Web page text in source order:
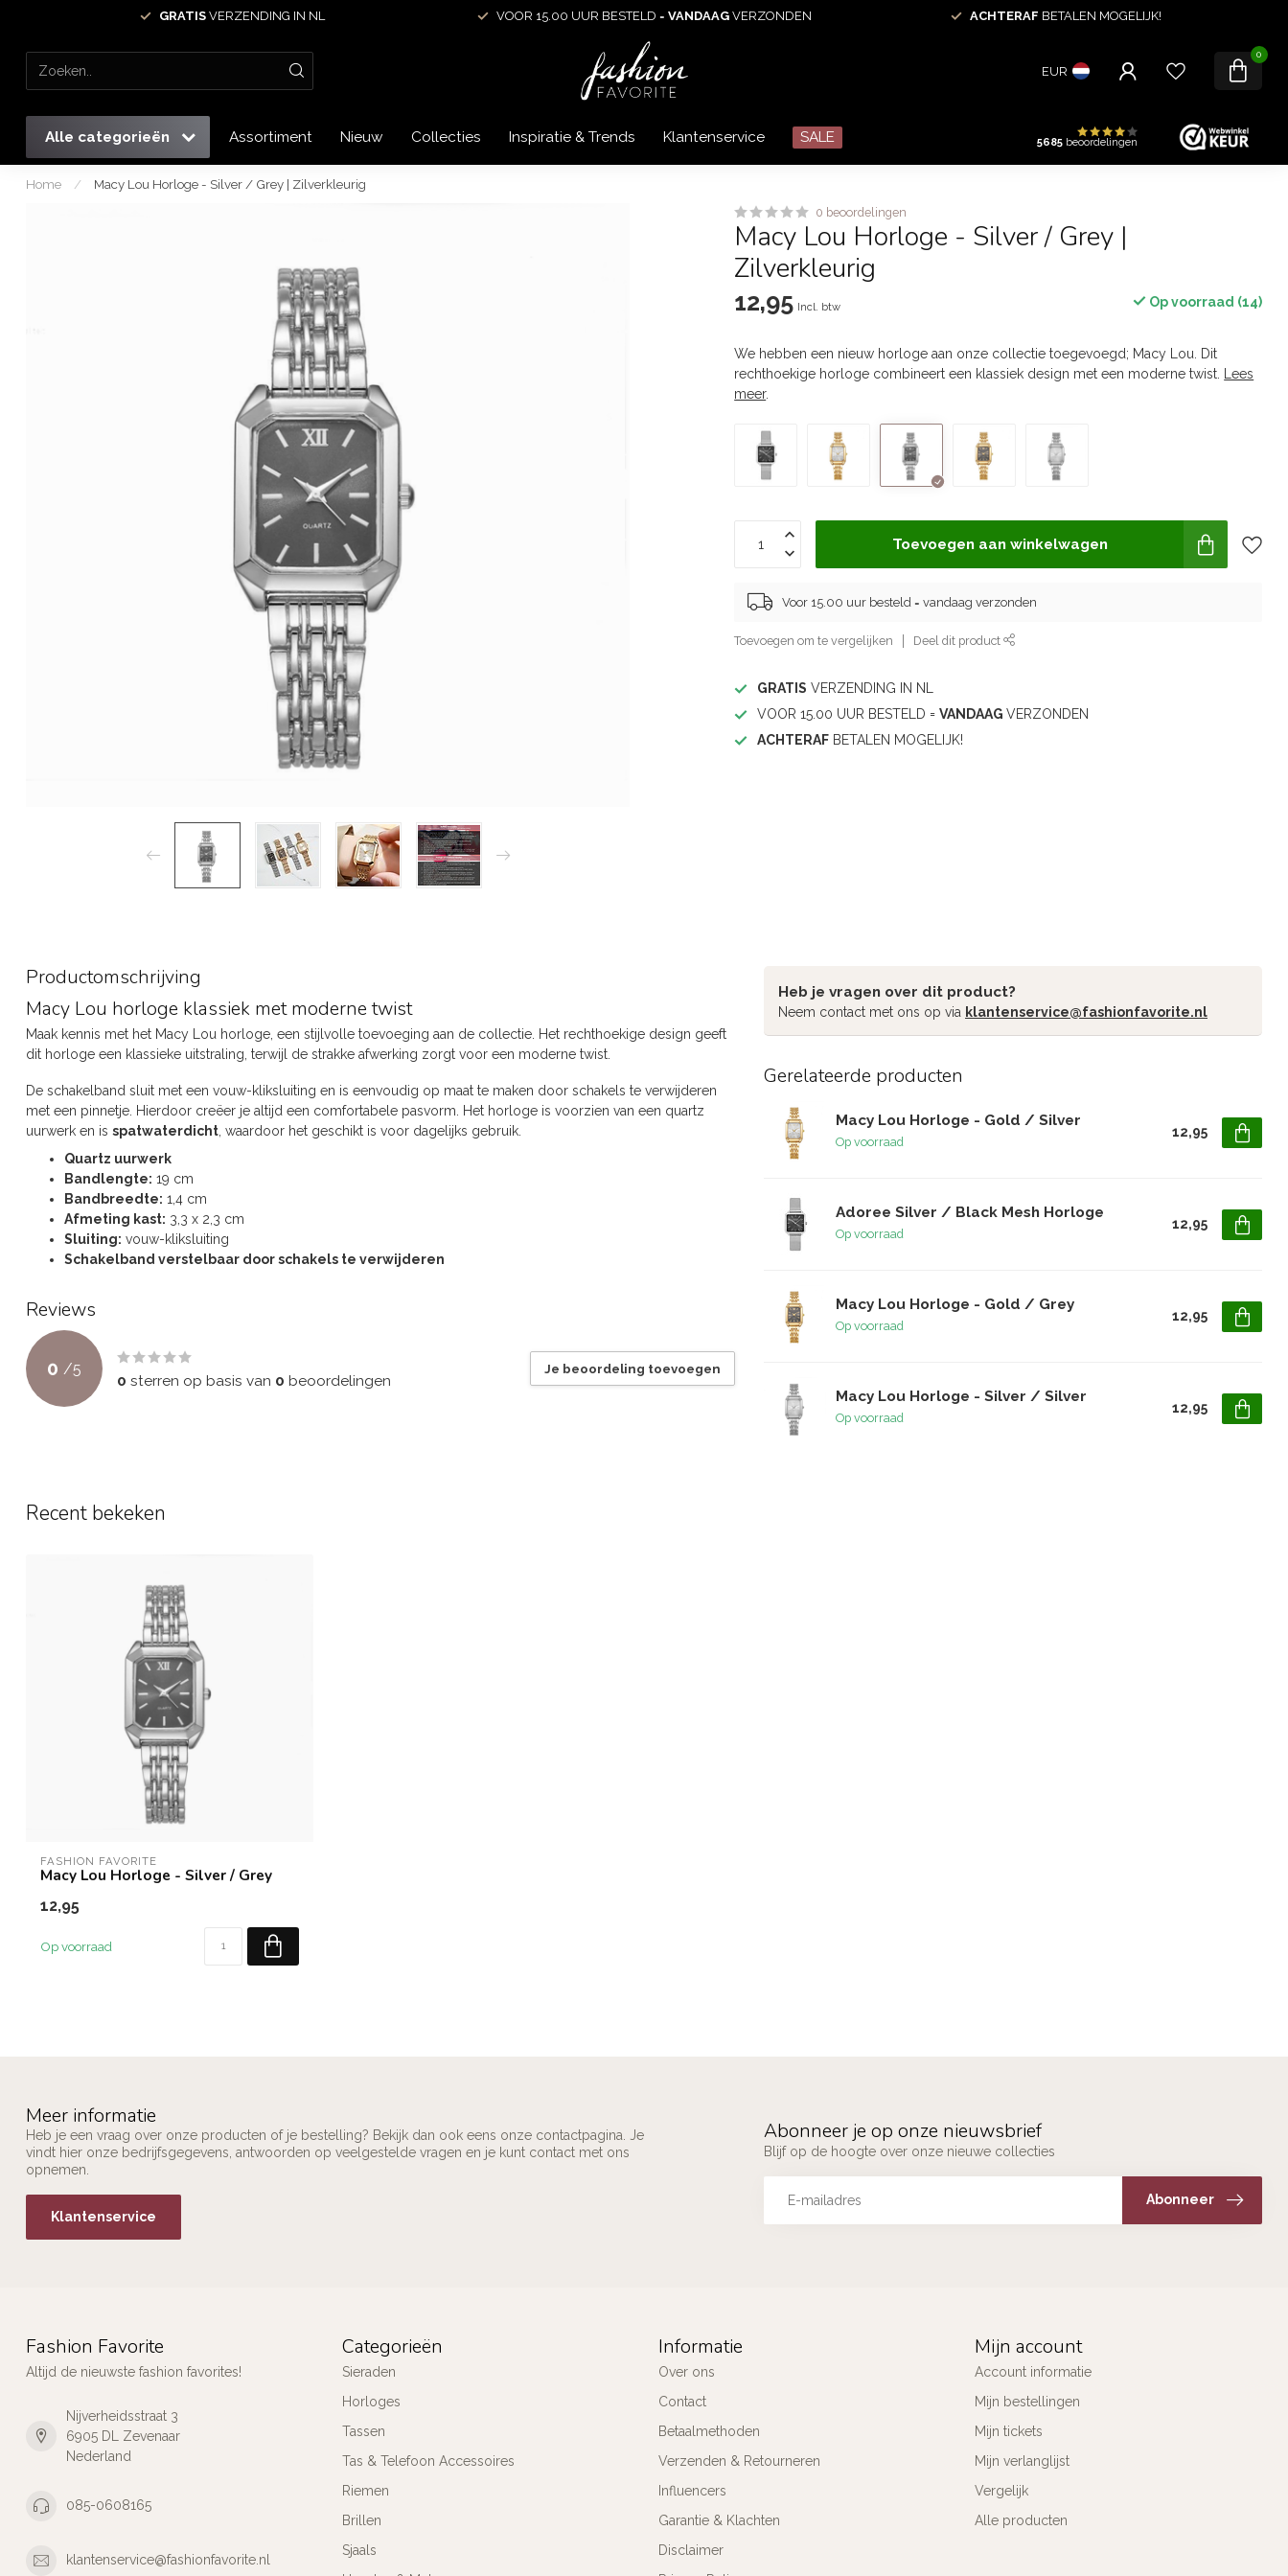
GRATISVERZENDING IN NL VOOR 15.00 UUR BESTELD = VANDAAG VERZONDEN ACHTERAF BETALEN MOGELIJK!
EUR
0
Alle categorieën Assortiment Nieuw Collecties Inspiratie & Trends Klantenservice SALE 5685 beoordelingen
Home / Macy Lou Horloge - Silver / Grey | Zilverkleurig
0 beoordelingen
Macy Lou Horloge - Silver / Grey |
Zilverkleurig
12,95 Incl. btw Op voorraad (14)
We hebben een nieuw horloge aan onze collectie toegevoegd; Macy Lou. Dit
rechthoekige horloge combineert een klassiek design met een moderne twist.
Lees
meer.
Toevoegen aan winkelwagen
Voor 15.00 uur besteld = vandaag verzonden
Toevoegen om te vergelijken Deel dit product
GRATIS VERZENDING IN NL
VOOR 15.00 UUR BESTELD =VANDAAGVERZONDEN
ACHTERAF BETALEN MOGELIJK!
Productomschrijving
Macy Lou horloge klassiek met moderne twist
Maak kennis met het Macy Lou horloge, een stijlvolle toevoeging aan de collectie. Het rechthoekige design geeft
dit horloge een klassieke uitstraling, terwijl de strakke afwerking zorgt voor een moderne twist.
De schakelband sluit met een vouw-kliksluiting en is eenvoudig op maat te maken door schakels te verwijderen
met een pinnetje. Hierdoor creëer je altijd een comfortabele pasvorm. Het horloge is voorzien van een quartz
uurwerk en is spatwaterdicht , waardoor het geschikt is voor dagelijks gebruik.
Quartz uurwerk
Bandlengte: 19 cm
Bandbreedte: 1,4 cm
Afmeting kast: 3,3 x 2,3 cm
Sluiting: vouw-kliksluiting
Schakelband verstelbaar door schakels te verwijderen
Reviews
0 /5
0 sterren op basis van 0 beoordelingen
Je beoordeling toevoegen
Heb je vragen over dit product?
Neem contact met ons op via klantenservice@fashionfavorite.nl
Gerelateerde producten
Macy Lou Horloge - Gold / Silver
Op voorraad
12,95
Adoree Silver / Black Mesh Horloge
Op voorraad
12,95
Macy Lou Horloge - Gold / Grey
Op voorraad
12,95
Macy Lou Horloge - Silver / Silver
Op voorraad
12,95
Recent bekeken
FASHION FAVORITE
Macy Lou Horloge - Silver / Grey
12,95
Op voorraad
Meer informatie
Heb je een vraag over onze producten of je bestelling? Bekijk dan ook eens onze contactpagina. Je
vindt hier onze bedrijfsgegevens, antwoorden op veelgestelde vragen en je kunt contact met ons
opnemen.
Klantenservice
Abonneer je op onze nieuwsbrief
Blijf op de hoogte over onze nieuwe collecties
Abonneer
Fashion Favorite
Altijd de nieuwste fashion favorites!
Nijverheidsstraat 3
6905 DL Zevenaar
Nederland
085-0608165
klantenservice@fashionfavorite.nl
Categorieën
Sieraden
Horloges
Tassen
Tas & Telefoon Accessoires
Riemen
Brillen
Sjaals
Informatie
Over ons
Contact
Betaalmethoden
Verzenden & Retourneren
Influencers
Garantie & Klachten
Disclaimer
Mijn account
Account informatie
Mijn bestellingen
Mijn tickets
Mijn verlanglijst
Vergelijk
Alle producten